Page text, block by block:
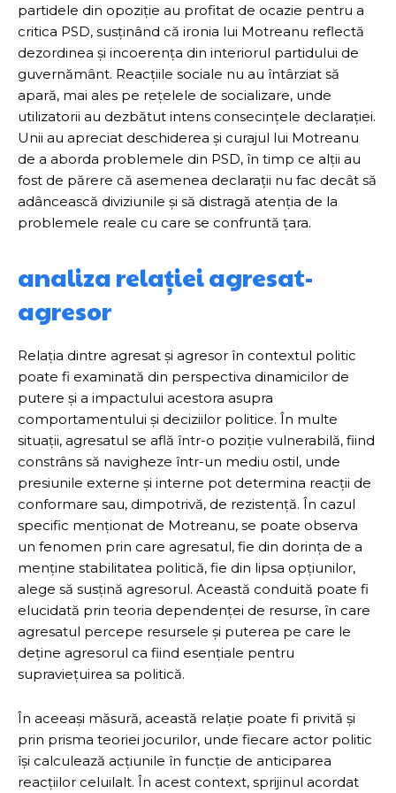
partidele din opoziție au profitat de ocazie pentru a
critica PSD, susținând că ironia lui Motreanu reflectă
dezordinea și incoerența din interiorul partidului de
guvernământ. Reacțiile sociale nu au întârziat să
apară, mai ales pe rețelele de socializare, unde
utilizatorii au dezbătut intens consecințele declarației.
Unii au apreciat deschiderea și curajul lui Motreanu
de a aborda problemele din PSD, în timp ce alții au
fost de părere că asemenea declarații nu fac decât să
adâncească diviziunile și să distragă atenția de la
problemele reale cu care se confruntă țara.
analiza relației agresat-
agresor
Relația dintre agresat și agresor în contextul politic
poate fi examinată din perspectiva dinamicilor de
putere și a impactului acestora asupra
comportamentului și deciziilor politice. În multe
situații, agresatul se află într-o poziție vulnerabilă, fiind
constrâns să navigheze într-un mediu ostil, unde
presiunile externe și interne pot determina reacții de
conformare sau, dimpotrivă, de rezistență. În cazul
specific menționat de Motreanu, se poate observa
un fenomen prin care agresatul, fie din dorința de a
menține stabilitatea politică, fie din lipsa opțiunilor,
alege să susțină agresorul. Această conduită poate fi
elucidată prin teoria dependenței de resurse, în care
agresatul percepe resursele și puterea pe care le
deține agresorul ca fiind esențiale pentru
supraviețuirea sa politică.
În aceeași măsură, această relație poate fi privită și
prin prisma teoriei jocurilor, unde fiecare actor politic
își calculează acțiunile în funcție de anticiparea
reacțiilor celuilalt. În acest context, sprijinul acordat